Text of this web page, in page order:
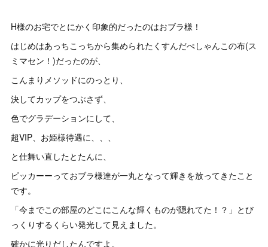
H様のお宅でとにかく印象的だったのはおブラ様！
はじめはあっちこっちから集められたくすんだぺしゃんこの布(ス
ミマセン！)だったのが、
こんまりメソッドにのっとり、
決してカップをつぶさず、
色でグラデーションにして、
超VIP、お姫様待遇に、、、
と仕舞い直したとたんに、
ピッカーーっておブラ様達が一丸となって輝きを放ってきたこと
です。
「今までこの部屋のどこにこんな輝くものが隠れてた！？」とび
っくりするくらい発光して見えました。
確かに光りだしたんですよ。